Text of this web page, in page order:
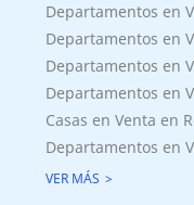
Departamentos en
Departamentos en
Departamentos en
Departamentos en
Casas en Venta en
Departamentos en
VER MÁS